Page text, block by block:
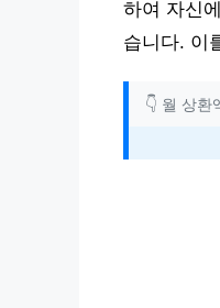
하여 자신
습니다. 이
👇 월 상환